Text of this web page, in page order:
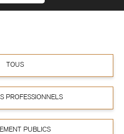
TOUS
PROFESSIONNELS
PUBLICS